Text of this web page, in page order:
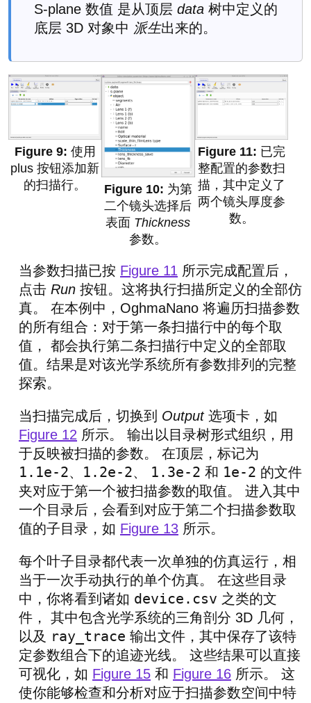
S-plane 数值 是从顶层 data 树中定义的
底层 3D 对象中 派生出来的。
使用
plus 按钮添加新
的扫描行。
为第
二个镜头选择后
表面 Thickness
参数。
已完
整配置的参数扫
描，其中定义了
两个镜头厚度参
数。
当参数扫描已按 Figure 11 所示完成配置后，
点击 Run 按钮。这将执行扫描所定义的全部仿
真。 在本例中，OghmaNano 将遍历扫描参数
的所有组合：对于第一条扫描行中的每个取
值， 都会执行第二条扫描行中定义的全部取
值。结果是对该光学系统所有参数排列的完整
探索。
当扫描完成后，切换到 Output选项卡，如
Figure 12 所示。 输出以目录树形式组织，用
于反映被扫描的参数。 在顶层，标记为
1.1e-2、 1.2e-2、 1.3e-2 和 1e-2 的文件
夹对应于第一个被扫描参数的取值。 进入其中
一个目录后，会看到对应于第二个扫描参数取
值的子目录，如 Figure 13 所示。
每个叶子目录都代表一次单独的仿真运行，相
当于一次手动执行的单个仿真。 在这些目录
中，你将看到诸如 device.csv 之类的文
件， 其中包含光学系统的三角剖分 3D 几何，
以及 ray_trace 输出文件，其中保存了该特
定参数组合下的追迹光线。 这些结果可以直接
可视化，如 Figure 15 和 Figure 16 所示。 这
使你能够检查和分析对应于扫描参数空间中特